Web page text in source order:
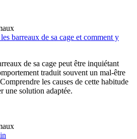
barreaux de sa cage et comment y
de sa cage peut être inquiétant
traduit souvent un mal-être
les causes de cette habitude
une solution adaptée.